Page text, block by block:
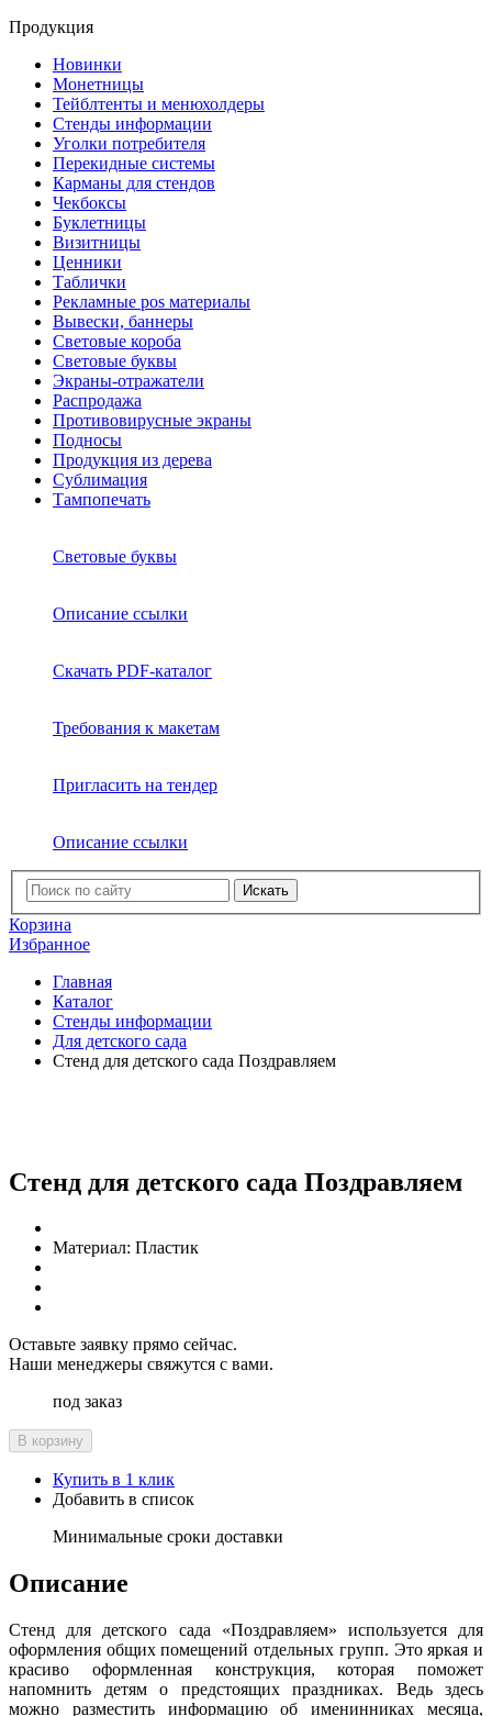
Продукция
Новинки
Монетницы
Тейблтенты и менюхолдеры
Стенды информации
Уголки потребителя
Перекидные системы
Карманы для стендов
Чекбоксы
Буклетницы
Визитницы
Ценники
Таблички
Рекламные pos материалы
Вывески, баннеры
Световые короба
Световые буквы
Экраны-отражатели
Распродажа
Противовирусные экраны
Подносы
Продукция из дерева
Сублимация
Тампопечать
Световые буквы
Описание ссылки
Скачать PDF-каталог
Требования к макетам
Пригласить на тендер
Описание ссылки
Искать
Корзина
Избранное
Главная
Каталог
Стенды информации
Для детского сада
Стенд для детского сада Поздравляем
Стенд для детского сада Поздравляем
Материал: Пластик
Оставьте заявку прямо сейчас.
Наши менеджеры свяжутся с вами.
под заказ
В корзину
Купить в 1 клик
Добавить в список
Минимальные сроки доставки
Описание
Стенд для детского сада «Поздравляем» используется для
оформления общих помещений отдельных групп. Это яркая и
красиво оформленная конструкция, которая поможет
напомнить детям о предстоящих праздниках. Ведь здесь
можно разместить информацию об именинниках месяца,